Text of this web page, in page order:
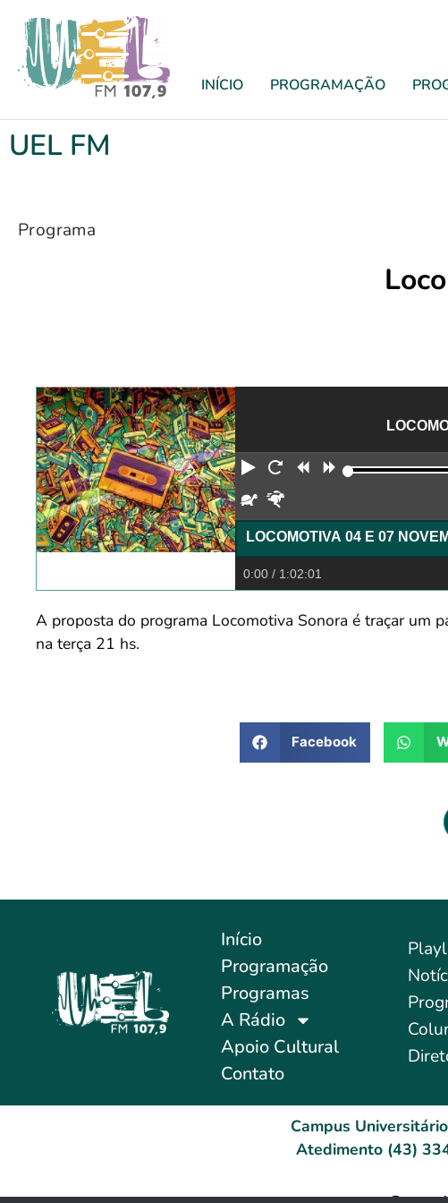
INÍCIO PROGRAMAÇÃO
UEL FM
Programa
Reproduzir
Reiniciar
Retroceder
Avançar
Devagar
0:00 / 1:02:01
A proposta do programa Locomotiva Sonora é traçar um
na terça 21 hs.
Facebook
Início
Programação
Programas
A Rádio
Apoio Cultural
Contato
Campus
Atedimento (43)